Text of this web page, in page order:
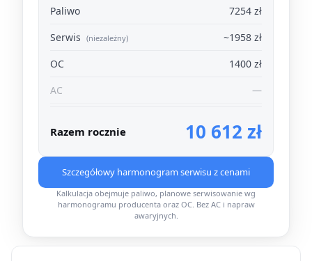
Paliwo
7254 zł
Serwis (niezależny)
~1958 zł
OC
1400 zł
AC
—
Razem rocznie 10 612 zł
Szczegółowy harmonogram serwisu z cenami
Kalkulacja obejmuje paliwo, planowe serwisowanie wg
harmonogramu producenta oraz OC. Bez AC i napraw
awaryjnych.